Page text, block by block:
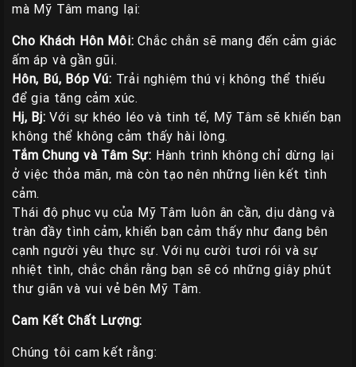
mà Mỹ Tâm mang lại:
Cho Khách Hôn Môi: Chắc chắn sẽ mang đến cảm giác
ấm áp và gần gũi.
Hôn, Bú, Bóp Vú: Trải nghiệm thú vị không thể thiếu
để gia tăng cảm xúc.
Hj, Bj: Với sự khéo léo và tinh tế, Mỹ Tâm sẽ khiến bạn
không thể không cảm thấy hài lòng.
Tắm Chung và Tâm Sự: Hành trình không chỉ dừng lại
ở việc thỏa mãn, mà còn tạo nên những liên kết tình
cảm.
Thái độ phục vụ của Mỹ Tâm luôn ân cần, dịu dàng và
tràn đầy tình cảm, khiến bạn cảm thấy như đang bên
cạnh người yêu thực sự. Với nụ cười tươi rói và sự
nhiệt tình, chắc chắn rằng bạn sẽ có những giây phút
thư giãn và vui vẻ bên Mỹ Tâm.
Cam Kết Chất Lượng:
Chúng tôi cam kết rằng: